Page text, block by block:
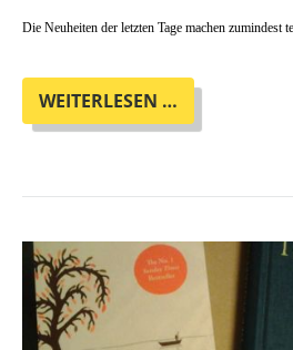
Die Neuheiten der letzten Tage machen zumindest
WEITERLESEN …
DREIBEINER,